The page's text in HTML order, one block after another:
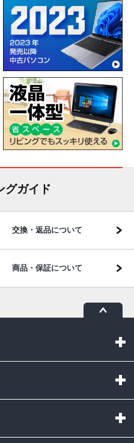
グガイド
交換・返品について
商品・保証について